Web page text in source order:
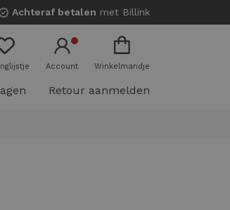
Achteraf betalen met Billink
Account Winkelmandje
Retour aanmelden